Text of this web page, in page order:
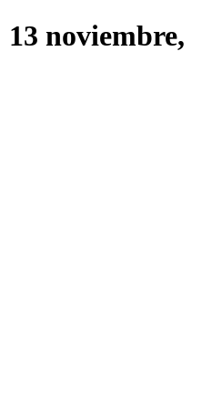
13 noviembre,